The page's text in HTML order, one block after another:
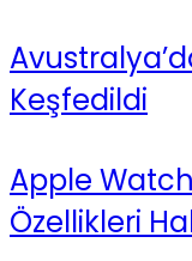
Keşfedildi
Apple Watch
Özellikleri